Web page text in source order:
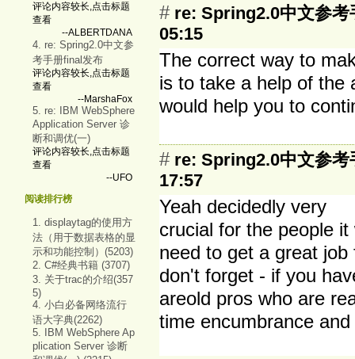
评论内容较长,点击标题
查看
--ALBERTDANA
4. re: Spring2.0中文参
考手册final发布
评论内容较长,点击标题
查看
--MarshaFox
5. re: IBM WebSphere
Application Server 诊
断和调优(一)
评论内容较长,点击标题
查看
--UFO
阅读排行榜
1. displaytag的使用方
法（用于数据表格的显
示和功能控制）(5203)
2. C#经典书籍 (3707)
3. 关于trac的介绍(357
5)
4. 小白必备网络流行
语大字典(2262)
5. IBM WebSphere Ap
plication Server 诊断
# re: Spring2.0中文参
05:15
The correct way to
is to take a help of the
would help you to
# re: Spring2.0中文参
17:57
Yeah decidedly very
crucial for the people
need to get a great
don't forget - if you
areold pros who are
time encumbrance